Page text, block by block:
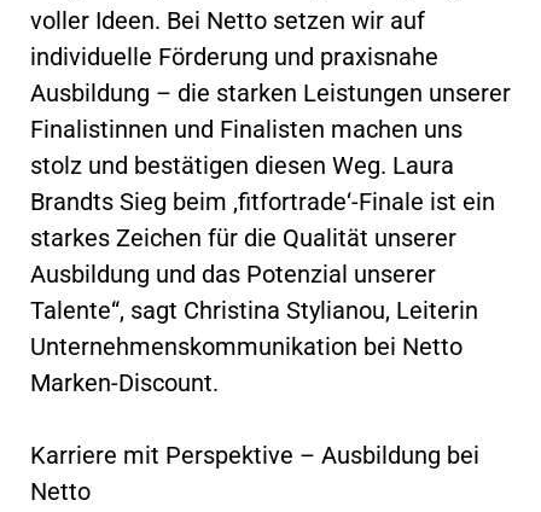
voller Ideen. Bei Netto setzen wir auf
individuelle Förderung und praxisnahe
Ausbildung – die starken Leistungen unserer
Finalistinnen und Finalisten machen uns
stolz und bestätigen diesen Weg. Laura
Brandts Sieg beim ‚fitfortrade‘-Finale ist ein
starkes Zeichen für die Qualität unserer
Ausbildung und das Potenzial unserer
Talente“, sagt Christina Stylianou, Leiterin
Unternehmenskommunikation bei Netto
Marken-Discount.
Karriere mit Perspektive – Ausbildung bei
Netto